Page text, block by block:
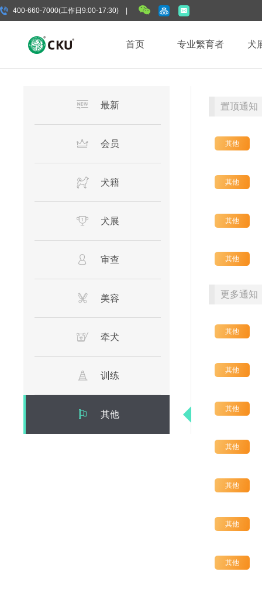
400-660-7000(工作日9:00-17:30) |
首页 专业繁育者 犬
最新
会员
犬籍
犬展
审查
美容
牵犬
训练
其他
置顶通知
其他
其他
其他
其他
更多通知
其他
其他
其他
其他
其他
其他
其他